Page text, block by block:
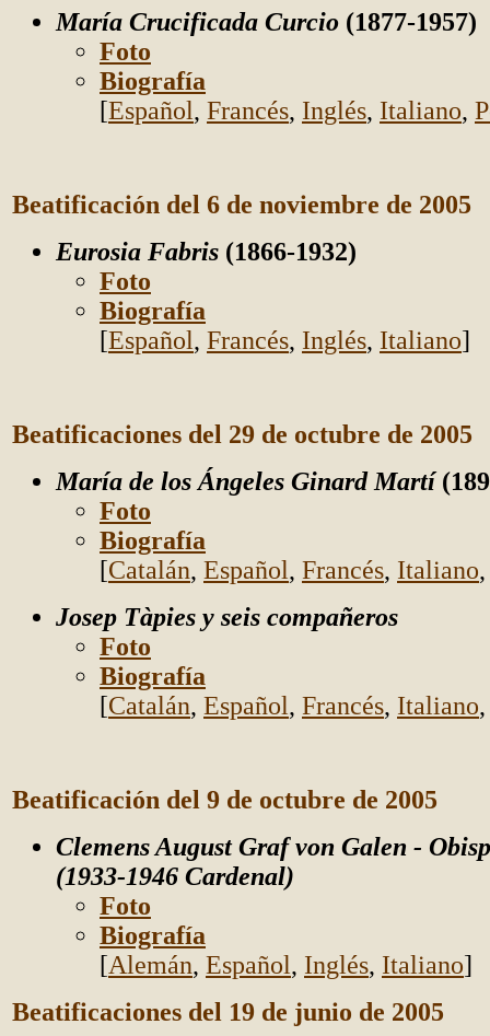
María Crucificada Curcio (1877-1957)
Foto
Biografía
[Español, Francés, Inglés, Italiano,
Beatificación del 6 de noviembre de 2005
Eurosia Fabris (1866-1932)
Foto
Biografía
[Español, Francés, Inglés, Italiano]
Beatificaciones del 29 de octubre de 2005
María de los Ángeles Ginard Martí
Foto
Biografía
[Catalán, Español, Francés, Italiano
Josep Tàpies y seis compañeros
Foto
Biografía
[Catalán, Español, Francés, Italiano
Beatificación del 9 de octubre de 2005
Clemens August Graf von Galen -
(1933-1946 Cardenal)
Foto
Biografía
[Alemán, Español, Inglés, Italiano]
Beatificaciones del 19 de junio de 2005